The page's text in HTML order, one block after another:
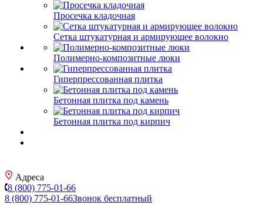
Просечка кладочная
Сетка штукатурная и армирующее волокно
Полимерно-композитные люки
Гиперпрессованная плитка
Бетонная плитка под камень
Бетонная плитка под кирпич
Адреса
8 (800) 775-01-66
8 (800) 775-01-66Звонок бесплатный